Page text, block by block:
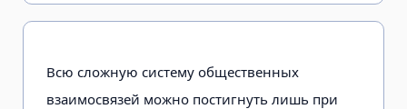
Всю сложную систему общественных
взаимосвязей можно постигнуть лишь при